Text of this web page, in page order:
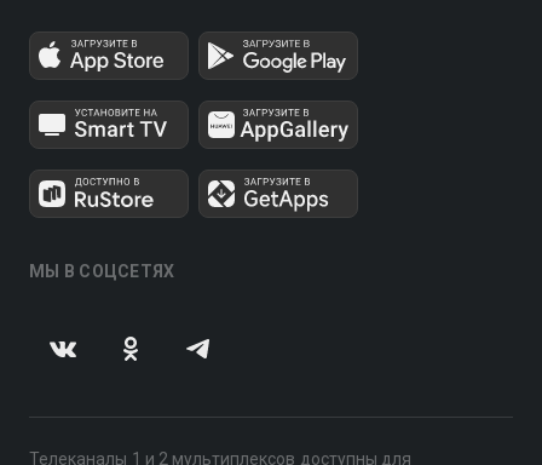
МЫ В СОЦСЕТЯХ
Телеканалы 1 и 2 мультиплексов доступны для